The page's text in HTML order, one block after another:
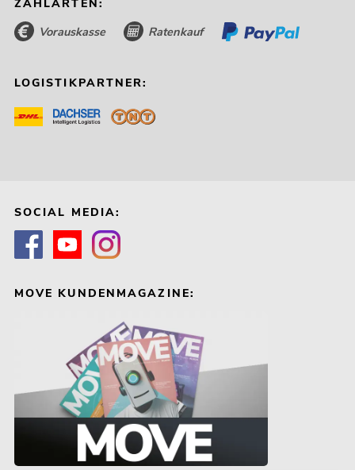
ZAHLARTEN:
Vorauskasse Ratenkauf
LOGISTIKPARTNER:
SOCIAL MEDIA:
MOVE KUNDENMAGAZINE: